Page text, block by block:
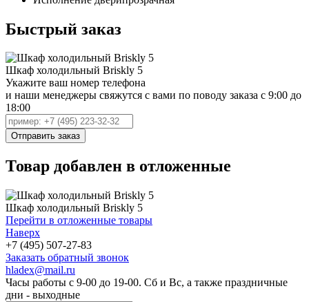
Быстрый заказ
Шкаф холодильный Briskly 5
Укажите ваш номер телефона
и наши менеджеры свяжутся с вами по поводу заказа с 9:00 до
18:00
Товар добавлен в отложенные
Шкаф холодильный Briskly 5
Перейти в отложенные товары
Наверх
+7 (495) 507-27-83
Заказать обратный звонок
hladex@mail.ru
Часы работы с 9-00 до 19-00. Сб и Вс, а также праздничные
дни - выходные